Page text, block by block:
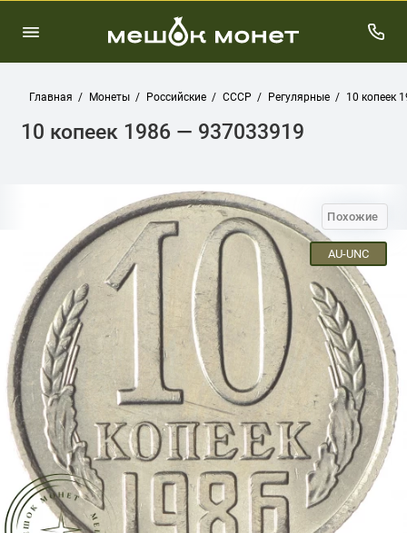
Главная Монеты Российские СССР Регулярные 10 копеек
10 копеек 1986 — 937033919
Похожие
AU-UNC